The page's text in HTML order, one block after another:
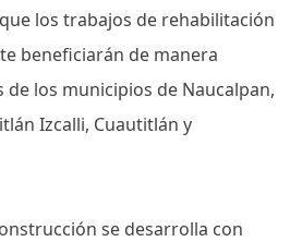
los trabajos de rehabilitación
beneficiarán de manera
los municipios de Naucalpan,
Izcalli, Cuautitlán y
se desarrolla con